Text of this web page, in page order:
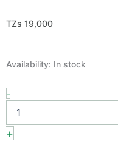
TZs 19,000
Availability: In stock
-
BMI
Uwiano
Wa
Uzito
Na
Urefu
+